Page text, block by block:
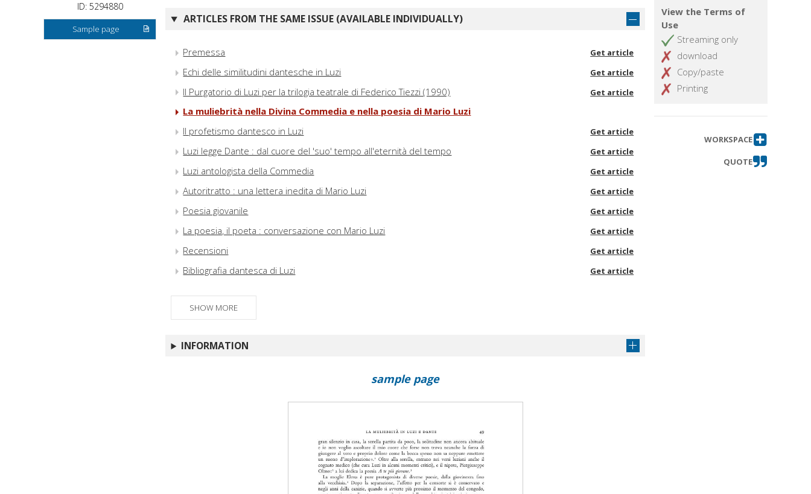
ID: 5294880
Sample page
ARTICLES FROM THE SAME ISSUE (AVAILABLE INDIVIDUALLY)
Premessa Get article
Echi delle similitudini dantesche in Luzi Get article
Il Purgatorio di Luzi per la trilogia teatrale di Federico Tiezzi (1990) Get article
La muliebrità nella Divina Commedia e nella poesia di Mario Luzi
Il profetismo dantesco in Luzi
Get article
Luzi legge Dante : dal cuore del 'suo' tempo all'eternità del tempo Get article
Luzi antologista della Commedia Get article
Autoritratto : una lettera inedita di Mario Luzi Get article
Poesia giovanile Get article
La poesia, il poeta : conversazione con Mario Luzi Get article
Recensioni Get article
Bibliografia dantesca di Luzi Get article
SHOW MORE
INFORMATION
View the Terms of
Use
Streaming only
download
Copy/paste
Printing
WORKSPACE
QUOTE
sample page